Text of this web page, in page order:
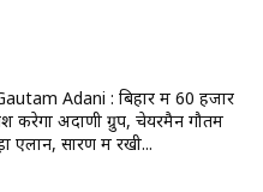
Adani : बिहार में 60 हजार
करेगा अदाणी ग्रुप, चेयरमैन गौतम
एलान, सारण में रखी...